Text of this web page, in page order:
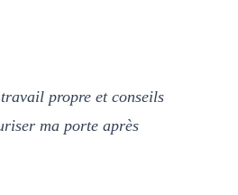
propre et conseils
ma porte après